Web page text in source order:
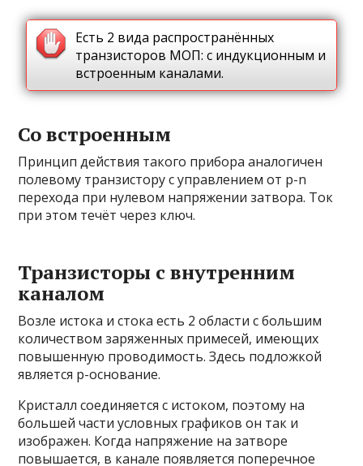
Есть 2 вида распространённых
транзисторов МОП: с индукционным и
встроенным каналами.
Со встроенным
Принцип действия такого прибора аналогичен
полевому транзистору с управлением от p-n
перехода при нулевом напряжении затвора. Ток
при этом течёт через ключ.
Транзисторы с внутренним
каналом
Возле истока и стока есть 2 области с большим
количеством заряженных примесей, имеющих
повышенную проводимость. Здесь подложкой
является p-основание.
Кристалл соединяется с истоком, поэтому на
большей части условных графиков он так и
изображен. Когда напряжение на затворе
повышается, в канале появляется поперечное